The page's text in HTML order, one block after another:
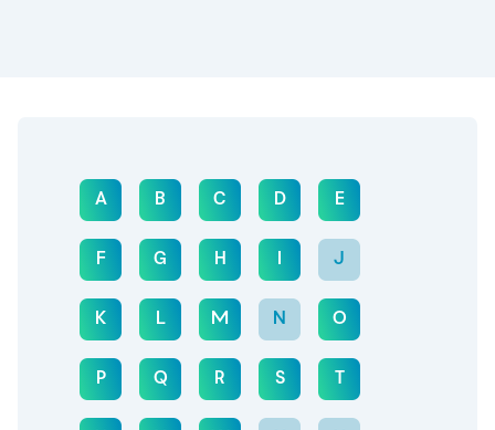
A B C D E
F G H J
K L M N O
P Q R S